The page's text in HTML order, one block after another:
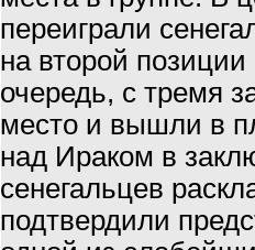
переиграли
на второй
очередь, с тремя
место и вышли в
над Ираком в
сенегальцев
подтвердили